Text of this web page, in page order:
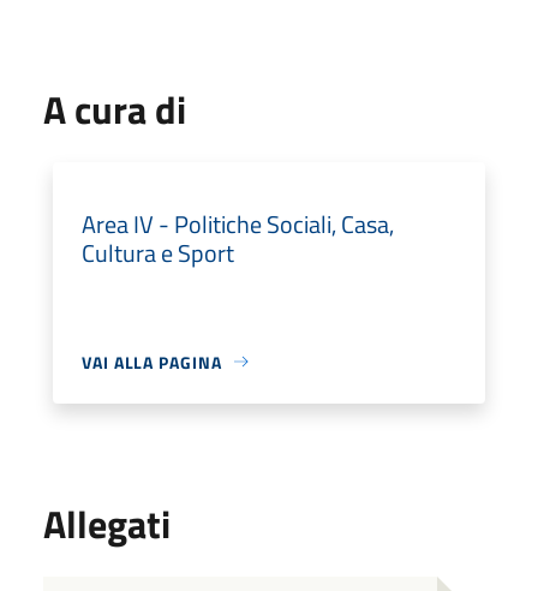
A cura di
Area IV - Politiche Sociali, Casa,
Cultura e Sport
VAI ALLA PAGINA
Allegati